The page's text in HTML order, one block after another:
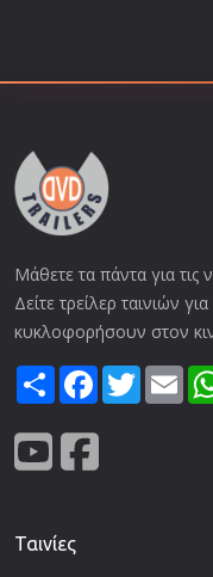
Μάθετε τα πάντα για τις
Δείτε τρείλερ ταινιών
κυκλοφορήσουν στον
ShareFacebook
Twitter
Ταινίες